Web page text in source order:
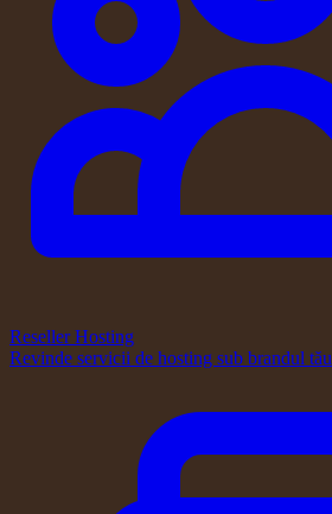
Reseller Hosting
Revinde servicii de hosting sub brandul tău